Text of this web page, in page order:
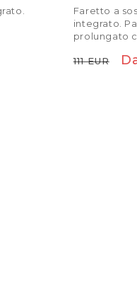
Faretto a
integrato.
prolungato
Prezzo
111 EUR